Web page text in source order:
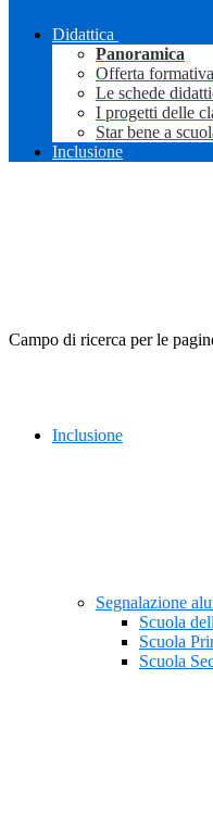
Didattica
Panoramica
Offerta formativa
Le schede
I progetti delle
Star bene a
Inclusione
Campo di ricerca per le
Inclusione
Segnalazione
Scuola
Scuola
Scuola